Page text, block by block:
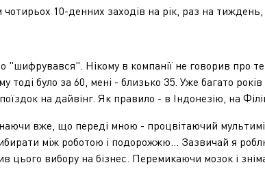
10-денних заходів на рік, раз на тиждень,
Нікому в компанії не говорив про
було за 60, мені - близько 35. Уже багато
на дайвінг. Як правило - в Індонезію, на
вже, що переді мною - процвітаючий
між роботою і подорожжю... Зазвичай я
цього вибору на бізнес. Перемикаючи мозок і